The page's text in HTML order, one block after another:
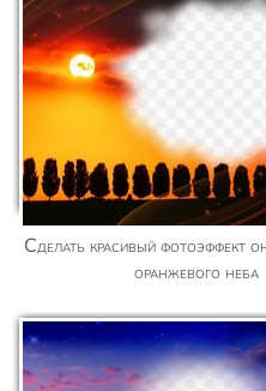
Сделать красивый фотоэффект онлайн на фоне
оранжевого неба